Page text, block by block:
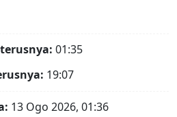
01:35
19:07
13 Ogo 2026, 01:36